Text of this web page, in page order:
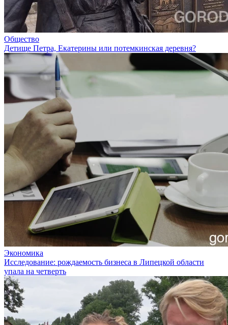
Общество
Детище Петра, Екатерины или потемкинская деревня?
Экономика
Исследование: рождаемость бизнеса в Липецкой области
упала на четверть